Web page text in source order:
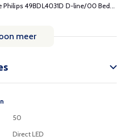
49BDL4031D D-line/00 Bed...
meer
50
Direct LED